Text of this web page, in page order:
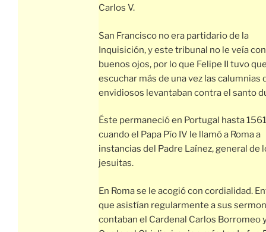
Carlos V.
San Francisco no era partidario de la
Inquisición, y este tribunal no le veía con
buenos ojos, por lo que Felipe II tuvo
escuchar más de una vez las calumnias
envidiosos levantaban contra el santo
Éste permaneció en Portugal hasta
cuando el Papa Pío IV le llamó a Roma a
instancias del Padre Laínez, general de
jesuitas.
En Roma se le acogió con cordialidad.
que asistían regularmente a sus
contaban el Cardenal Carlos Borromeo